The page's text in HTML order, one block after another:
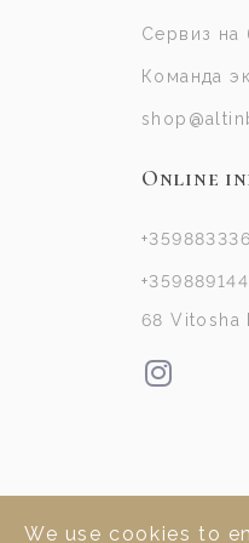
We use cookies to
Сервиз на
Команда
Online
68 Vitosha